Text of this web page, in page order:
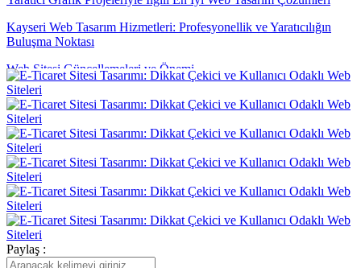
Kayseri Web Tasarım Hizmetleri: Profesyonellik ve Yaratıcılığın
Buluşma Noktası
Web Sitesi Güncellemeleri ve Önemi
Yaratıcı Düşünme ve Web Tasarımı
Mobil Uygulama İçerik Stratejisi: Kullanıcı Odaklı Yaklaşımın
Önemi
Ödeme Seçeneklerinin Gösterimi: Web Tasarımında Etkili Bir Adım
Parallax Web Tasarım: Dijital Dünyada Derinlik ve Hareketin
Buluşması
Yaratıcı Web Tasarımın Önemi ve Etkileri
Alışveriş Sepeti Özet Görünümü: E-Ticarette Müşteri Deneyimini
Paylaş :